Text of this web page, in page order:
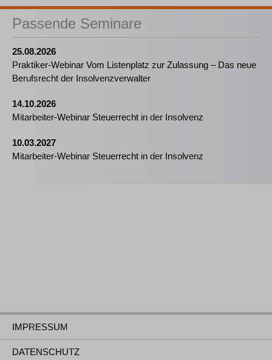
Passende Seminare
25.08.2026
Praktiker-Webinar Vom Listenplatz zur Zulassung – Das neue
Berufsrecht der Insolvenzverwalter
14.10.2026
Mitarbeiter-Webinar Steuerrecht in der Insolvenz
10.03.2027
Mitarbeiter-Webinar Steuerrecht in der Insolvenz
IMPRESSUM
DATENSCHUTZ